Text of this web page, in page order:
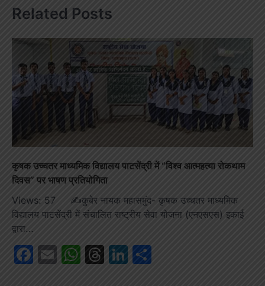
Related Posts
कृषक उच्चतर माध्यमिक विद्यालय पाटसेंद्री में “विश्व आत्महत्या रोकथाम
दिवस” पर भाषण प्रतियोगिता
Views: 57 ✍️कुबेर नायक महासमुंद- कृषक उच्चतर माध्यमिक
विद्यालय पाटसेंद्री में संचालित राष्ट्रीय सेवा योजना (एनएसएस) इकाई
द्वारा…
Facebook
EmailWhatsApp
Threads
LinkedIn